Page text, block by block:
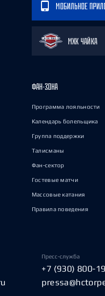
МОБИЛЬНОЕ
МХК ЧАЙКА
ФАН-ЗОНА
Программа лояльности
Календарь болельщика
Группа поддержки
Талисманы
Фан-сектор
Гостевые матчи
Массовые катания
Правила поведения
Пресс-служба
+7 (930) 800-